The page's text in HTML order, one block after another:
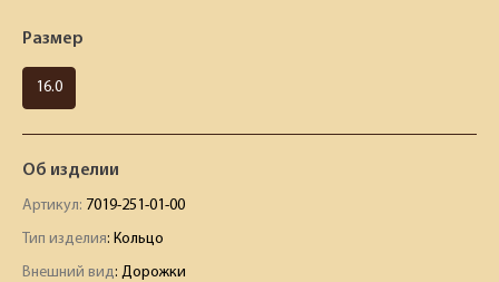
Размер
16.0
Об изделии
Артикул: 7019-251-01-00
Тип изделия: Кольцо
Внешний вид: Дорожки